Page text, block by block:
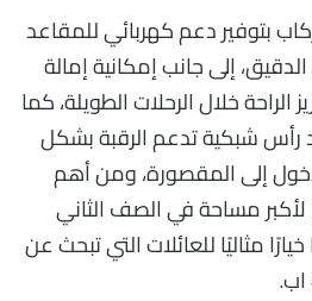
بتوفير دعم كهربائي للمقاعد
إلى جانب إمكانية إمالة
خلال الرحلات الطويلة، كما
رأس شبكية تدعم الرقبة بشكل
إلى المقصورة، ومن أهم
مساحة في الصف الثاني
مثاليًا للعائلات التي تبحث عن
اب.